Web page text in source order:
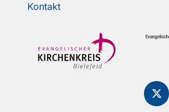
Kontakt